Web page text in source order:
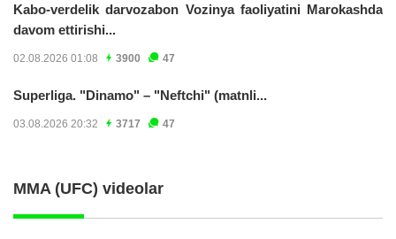
Kabo-verdelik darvozabon Vozinya faoliyatini Marokashda
davom ettirishi...
02.08.2026 01:08 3900 47
Superliga. "Dinamo" – "Neftchi" (matnli...
03.08.2026 20:32 3717 47
MMA (UFC) videolar